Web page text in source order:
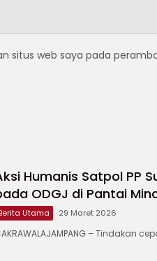
situs web saya pada
Humanis Satpol PP
ODGJ di Pantai
Utama 29 Maret 2026
– Tindakan